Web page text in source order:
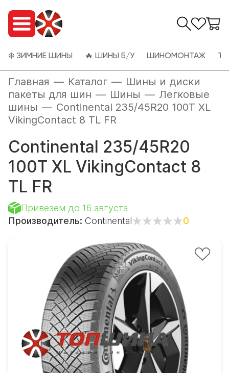
❄️ ЗИМНИЕ ШИНЫ 🔥 ШИНЫ Б/У ШИНОМОНТАЖ
Главная — Каталог — Шины и диски
пакеты для шин — Шины — Легковые
шины — Continental 235/45R20 100T XL
VikingContact 8 TL FR
Continental 235/45R20
100T XL VikingContact 8
TL FR
Привезем до 16 августа
Производитель: Continental 0